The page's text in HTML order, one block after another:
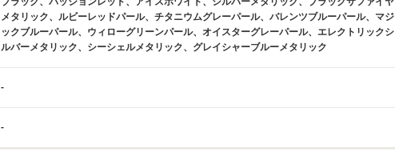
メタリック、ルビーレッドパール、チタニウムグレーパール、バレンツブルーパール、マジ
ックブルーパール、ウィローグリーンパール、オイスターグレーパール、エレクトリックシ
ルバーメタリック、シーシェルメタリック、グレイシャーブルーメタリック
-
-